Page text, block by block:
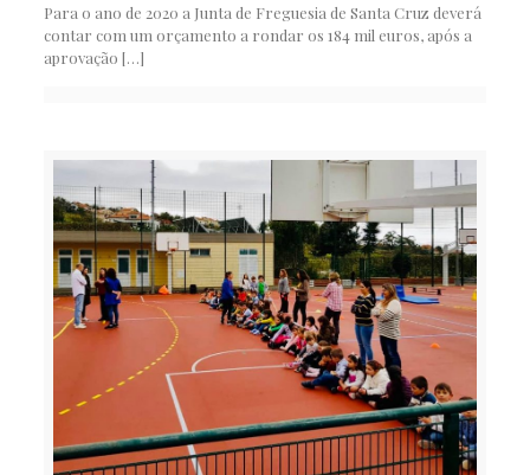
Para o ano de 2020 a Junta de Freguesia de Santa Cruz deverá
contar com um orçamento a rondar os 184 mil euros, após a
aprovação […]